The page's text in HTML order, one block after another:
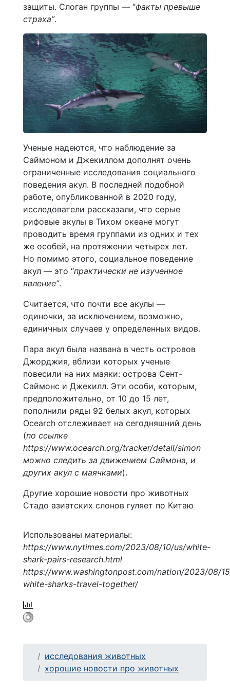
защиты. Слоган группы — “факты превыше
страха”.
Ученые надеются, что наблюдение за
Саймоном и Джекиллом дополнят очень
ограниченные исследования социального
поведения акул. В последней подобной
работе, опубликованной в 2020 году,
исследователи рассказали, что серые
рифовые акулы в Тихом океане могут
проводить время группами из одних и тех
же особей, на протяжении четырех лет.
Но помимо этого, социальное поведение
акул — это “практически не изученное
явление”.
Считается, что почти все акулы —
одиночки, за исключением, возможно,
единичных случаев у определенных видов.
Пара акул была названа в честь островов
Джорджия, вблизи которых ученые
повесили на них маяки: острова Сент-
Саймонс и Джекилл. Эти особи, которым,
предположительно, от 10 до 15 лет,
пополнили ряды 92 белых акул, которых
Ocearch отслеживает на сегодняшний день
(по ссылке
https://www.ocearch.org/tracker/detail/simon
можно следить за движением Саймона, и
других акул с маячками).
Другие хорошие новости про животных
Стадо азиатских слонов гуляет по Китаю
Использованы материалы:
https://www.nytimes.com/2023/08/10/us/white-
shark-pairs-research.html
https://www.washingtonpost.com/nation/2023/08/
white-sharks-travel-together/
исследования животных
хорошие новости про животных